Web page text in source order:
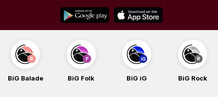
content
BiG Balade BiG Folk BiG iG BiG Rock